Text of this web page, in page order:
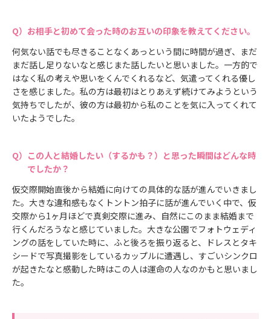
お相手と初めて会った時のお互いの印象を教えてください。
何気ない話でも尽きることなくあっという間に時間が過ぎ、まだ
まだ話し足りないなと感じまた話したいと思いました。一方的で
はなく私の考えや思いをくんでくれるなど、気遣ってくれる優し
さを感じました。私の方は最初はとりあえず続けてみようという
気持ちでしたが、彼の方は最初から私のことを気に入ってくれて
いたようでした。
この人と結婚したい（するかも？）と思った瞬間はどんな時
でしたか？
仮交際開始直後から結婚に向けての具体的な話が進んでいきまし
た。大きな違和感もなくトントン拍子に話が進んでいく中で、仮
交際から1ヶ月ほどで真剣交際に進み、自然にこのまま結婚まで
行くんだろうなと感じていました。大きな公園でフォトウェディ
ングの話をしていた時に、ふと後ろを振り返ると、ドレスとタキ
シードで写真撮影をしているカップルに遭遇し、すごいシンクロ
が起きたなと感動した時はこの人は運命の人なのかもと思いまし
た。